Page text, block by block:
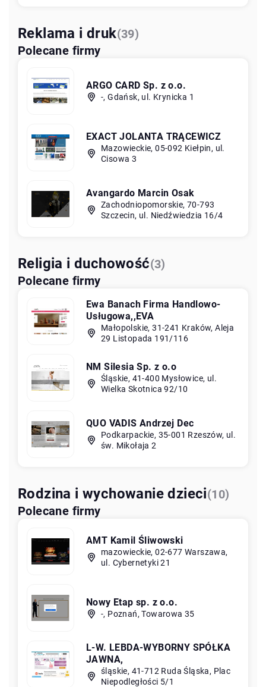
Reklama i druk(39)
Polecane firmy
ARGO CARD Sp. z o.o.
-, Gdańsk, ul. Krynicka 1
EXACT JOLANTA TRĄCEWICZ
Mazowieckie, 05-092 Kiełpin, ul.
Cisowa 3
Avangardo Marcin Osak
Zachodniopomorskie, 70-793
Szczecin, ul. Niedźwiedzia 16/4
Religia i duchowość(3)
Polecane firmy
Ewa Banach Firma Handlowo-
Usługowa,,EVA
Małopolskie, 31-241 Kraków, Aleja
29 Listopada 191/116
NM Silesia Sp. z o.o
Śląskie, 41-400 Mysłowice, ul.
Wielka Skotnica 92/10
QUO VADIS Andrzej Dec
Podkarpackie, 35-001 Rzeszów, ul.
św. Mikołaja 2
Rodzina i wychowanie dzieci(10)
Polecane firmy
AMT Kamil Śliwowski
mazowieckie, 02-677 Warszawa,
ul. Cybernetyki 21
Nowy Etap sp. z o.o.
-, Poznań, Towarowa 35
L-W. LEBDA-WYBORNY SPÓŁKA
JAWNA,
śląskie, 41-712 Ruda Śląska, Plac
Niepodległości 5/1